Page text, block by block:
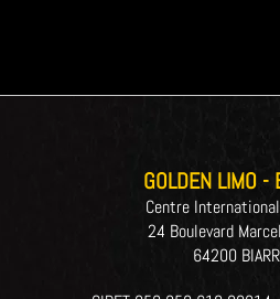
GOLDEN LIMO -
Centre
24 Boulevard
64200